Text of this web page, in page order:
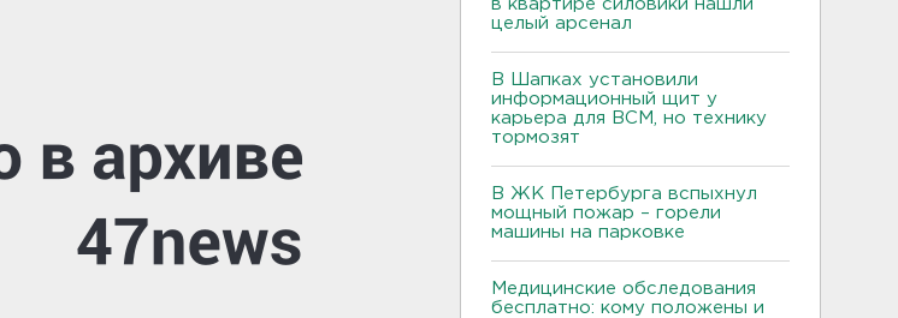
в квартире силовики нашли
целый арсенал
В Шапках установили
информационный щит у
карьера для ВСМ, но технику
тормозят
В ЖК Петербурга вспыхнул
мощный пожар – горели
машины на парковке
Медицинские обследования
бесплатно: кому положены и